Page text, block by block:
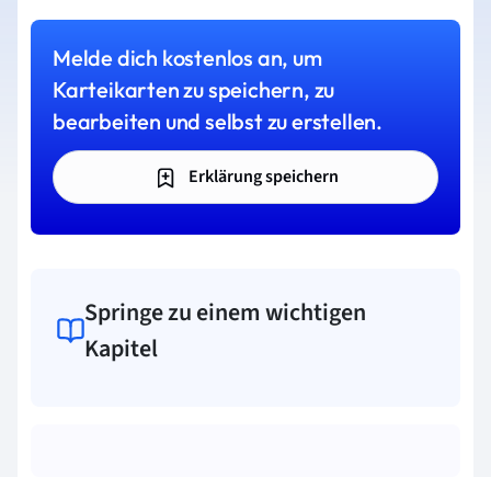
Melde dich kostenlos an, um
Karteikarten zu speichern, zu
bearbeiten und selbst zu erstellen.
Erklärung speichern
Springe zu einem wichtigen
Kapitel